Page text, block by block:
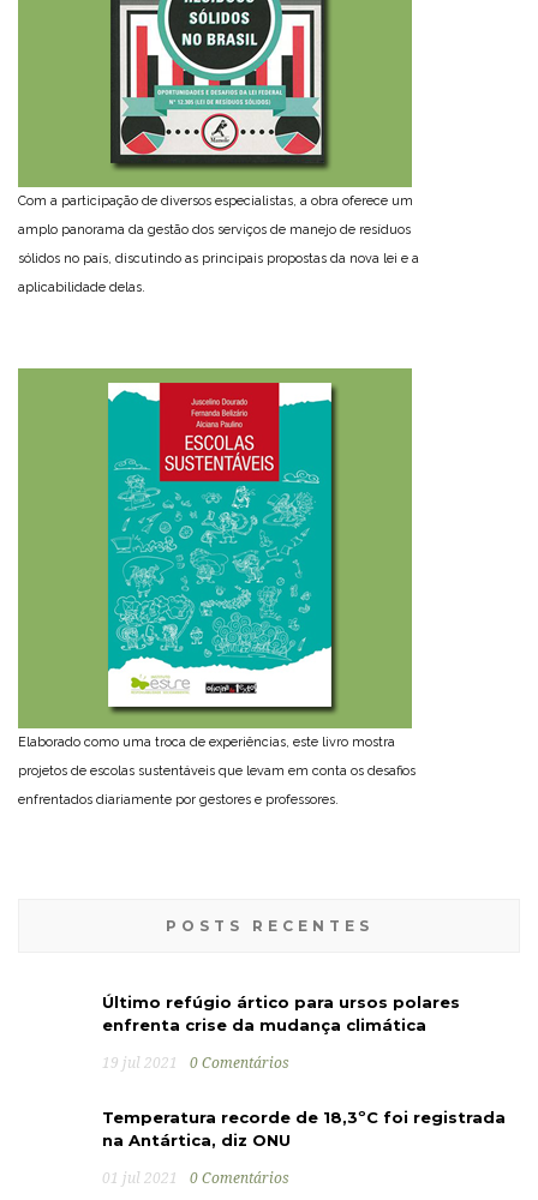
Com a participação de diversos especialistas, a obra oferece um
amplo panorama da gestão dos serviços de manejo de resíduos
sólidos no país, discutindo as principais propostas da nova lei e a
aplicabilidade delas.
Elaborado como uma troca de experiências, este livro mostra
projetos de escolas sustentáveis que levam em conta os desafios
enfrentados diariamente por gestores e professores.
POSTS RECENTES
Último refúgio ártico para ursos polares
enfrenta crise da mudança climática
19 jul 2021 0 Comentários
Temperatura recorde de 18,3ºC foi registrada
na Antártica, diz ONU
01 jul 2021 0 Comentários